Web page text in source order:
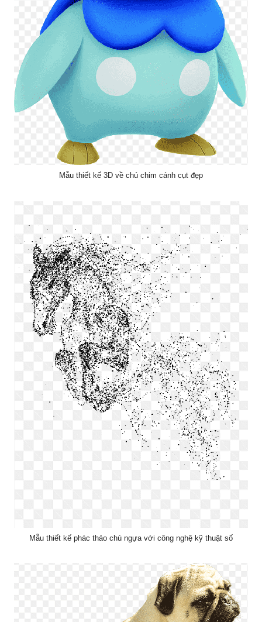
Mẫu thiết kế 3D về chú chim cánh cụt đẹp
Mẫu thiết kế phác thảo chú ngựa với công nghệ kỹ thuật số